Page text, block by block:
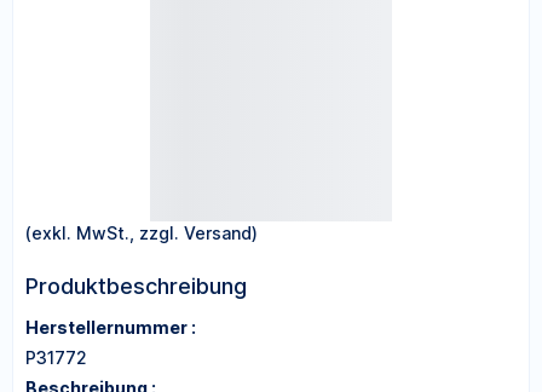
(exkl. MwSt., zzgl. Versand)
Produktbeschreibung
Herstellernummer :
P31772
Beschreibung :